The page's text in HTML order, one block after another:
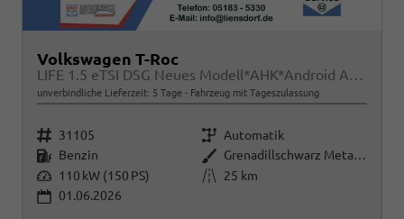
Volkswagen T-Roc
LIFE 1.5 eTSI DSG Neues Modell*AHK*Android Auto*SHZ*ACC*Kamera*5J Garantie*Klimaauto*
unverbindliche Lieferzeit: 5 Tage Fahrzeug mit Tageszulassung
Fahrzeugnr. 31105 Getriebe Automatik
Kraftstoff Benzin Außenfarbe
Grenadillschwarz Metallic
Leistung 110 kW (150 PS) Kilometerstand
25 km
01.06.2026